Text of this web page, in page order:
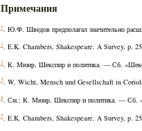
Примечания
*. Ю.Ф. Шведов предполагал значительно
1. E.K. Chambers, Shakespeare. A Survey, p.
2. К. Мюир, Шекспир и политика. — Сб.
3. W. Wicht, Mensch und Gesellschaft in
4. См.: К. Мюир, Шекспир и политика. — Сб.
5. E.K. Chambers, Shakespeare. A Survey, p.